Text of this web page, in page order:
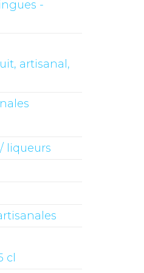
-
artisanal,
liqueurs
cl